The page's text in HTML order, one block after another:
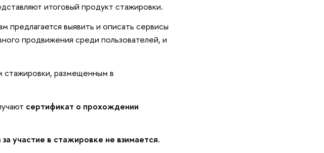
итоговый продукт стажировки.
предлагается выявить и описать сервисы
продвижения среди пользователей, и
стажировки, размещенным в
сертификат о прохождении
участие в стажировке не взимается.